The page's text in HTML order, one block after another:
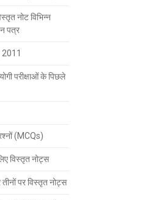
नोट विभिन्न
पत्र
2011
परीक्षाओं के पिछले
(MCQs)
विस्तृत नोट्स
पर विस्तृत नोट्स